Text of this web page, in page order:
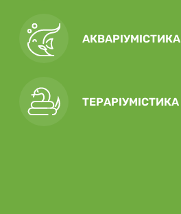
АКВАРІУМІСТИКА
ТЕРАРІУМІСТИКА